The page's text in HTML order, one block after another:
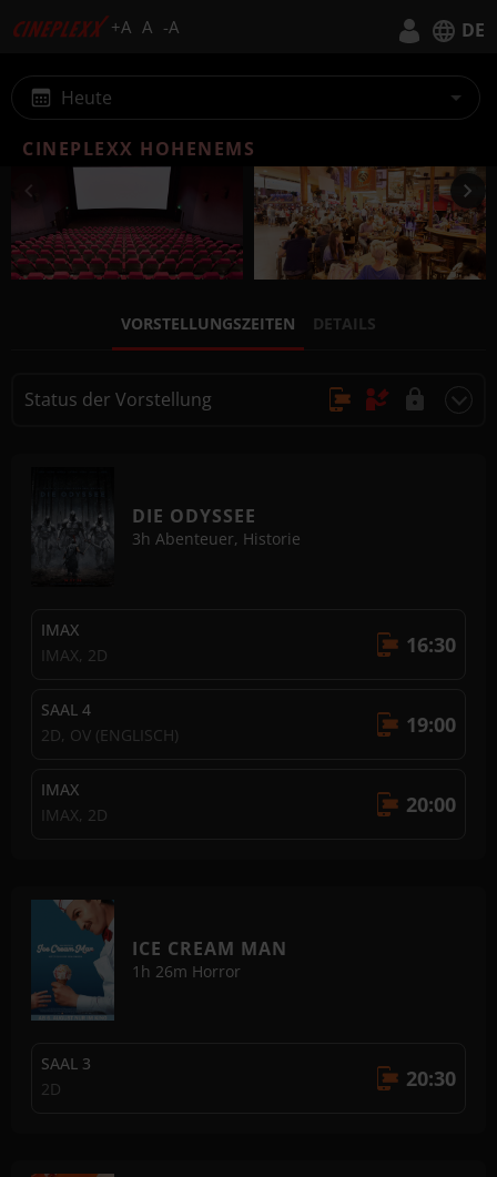
+A A -A DE
Deutsch
English
Heute
CINEPLEXX HOHENEMS
VORSTELLUNGSZEITEN DETAILS
Status der Vorstellung
Nicht buchbarDIE ODYSSEE
Abenteuer, Historie
3h
16:30
IMAX
IMAX, 2D
19:00
SAAL 4
2D, OV (ENGLISCH)
20:00
IMAX
IMAX, 2D
ICE CREAM MAN
Horror
1h 26m
20:30
SAAL 3
2D